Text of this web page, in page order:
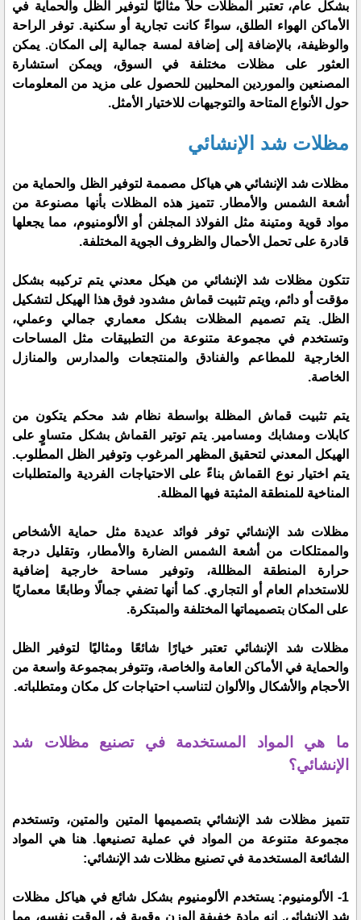
بشكل عام، تعتبر المظلات حلاً مثاليًا لتوفير الظل والحماية في
الأماكن الهواء الطلق، سواءً كانت تجارية أو سكنية. توفر الراحة
والوظيفة، بالإضافة إلى إضافة لمسة جمالية إلى المكان. يمكن
العثور على مظلات مختلفة في السوق، ويمكن استشارة
المصنعين والموردين المحليين للحصول على مزيد من المعلومات
حول الأنواع المتاحة والتوجيهات للاختيار الأمثل.
مظلات شد الإنشائي
مظلات شد الإنشائي هي هياكل مصممة لتوفير الظل والحماية من
أشعة الشمس والأمطار. تتميز هذه المظلات بأنها مصنوعة من
مواد قوية ومتينة مثل الفولاذ المجلفن أو الألومنيوم، مما يجعلها
قادرة على تحمل الأحمال والظروف الجوية المختلفة.
تتكون مظلات شد الإنشائي من هيكل معدني يتم تركيبه بشكل
مؤقت أو دائم، ويتم تثبيت قماش مشدود فوق هذا الهيكل لتشكيل
الظل. يتم تصميم المظلات بشكل معماري جمالي وعملي،
وتستخدم في مجموعة متنوعة من التطبيقات مثل المساحات
الخارجية للمطاعم والفنادق والمنتجعات والمدارس والمنازل
الخاصة.
يتم تثبيت قماش المظلة بواسطة نظام شد محكم يتكون من
كابلات ومشابك ومسامير. يتم توتير القماش بشكل متساوٍ على
الهيكل المعدني لتحقيق المظهر المرغوب وتوفير الظل المطلوب.
يتم اختيار نوع القماش بناءً على الاحتياجات الفردية والمتطلبات
المناخية للمنطقة المثبتة فيها المظلة.
مظلات شد الإنشائي توفر فوائد عديدة مثل حماية الأشخاص
والممتلكات من أشعة الشمس الضارة والأمطار، وتقليل درجة
حرارة المنطقة المظللة، وتوفير مساحة خارجية إضافية
للاستخدام العام أو التجاري. كما أنها تضفي جمالًا وطابعًا معماريًا
على المكان بتصميماتها المختلفة والمبتكرة.
مظلات شد الإنشائي تعتبر خيارًا شائعًا ومثاليًا لتوفير الظل
والحماية في الأماكن العامة والخاصة، وتتوفر بمجموعة واسعة من
الأحجام والأشكال والألوان لتناسب احتياجات كل مكان ومتطلباته.
ما هي المواد المستخدمة في تصنيع مظلات شد
الإنشائي؟
تتميز مظلات شد الإنشائي بتصميمها المتين والمتين، وتستخدم
مجموعة متنوعة من المواد في عملية تصنيعها. هنا هي المواد
الشائعة المستخدمة في تصنيع مظلات شد الإنشائي:
1- الألومنيوم: يستخدم الألومنيوم بشكل شائع في هياكل مظلات
شد الإنشائي. إنه مادة خفيفة الوزن وقوية في الوقت نفسه، مما